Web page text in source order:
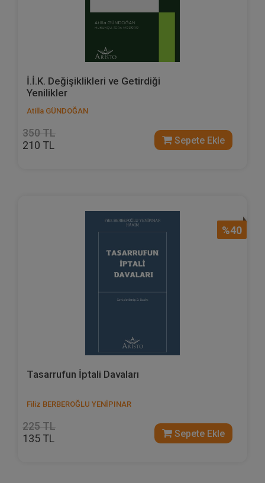
İ.İ.K. Değişiklikleri ve Getirdiği
Yenilikler
Atilla GÜNDOĞAN
350 TL
210 TL Sepete Ekle
%40
Tasarrufun İptali Davaları
Filiz BERBEROĞLU YENİPINAR
225 TL
135 TL Sepete Ekle